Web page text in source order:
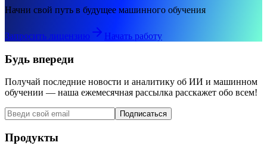
Начни свой путь в будущее машинного обучения
Запросить лицензию Начать работу
Будь впереди
Получай последние новости и аналитику об ИИ и машинном
обучении — наша ежемесячная рассылка расскажет обо всем!
Подписаться
Продукты